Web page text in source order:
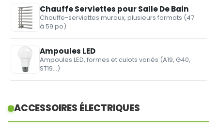
Chauffe Serviettes pour Salle De Bain
Chauffe-serviettes muraux, plusieurs formats (47
à 59 po)
Ampoules LED
Ampoules LED, formes et culots variés (A19, G40,
ST19…)
ACCESSOIRES ÉLECTRIQUES